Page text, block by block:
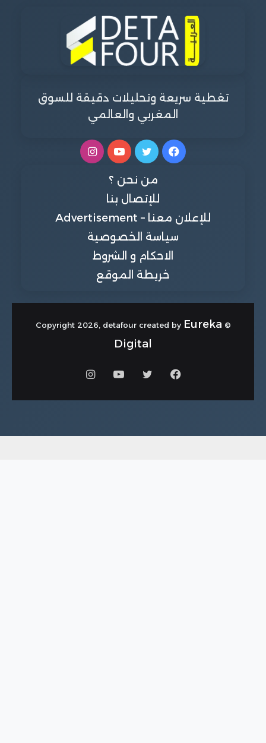
تغطية سريعة وتحليلات دقيقة للسوق
المغربي والعالمي
فيسبوكتويتر يوتيوبانستقرام
من نحن ؟
للإتصال بنا
للإعلان معنا – Advertisement
سياسة الخصوصية
الاحكام و الشروط
خريطة الموقع
© Copyright 2026, detafour created by
Eureka
Digital
فيسبوكتويتر يوتيوبانستقرام